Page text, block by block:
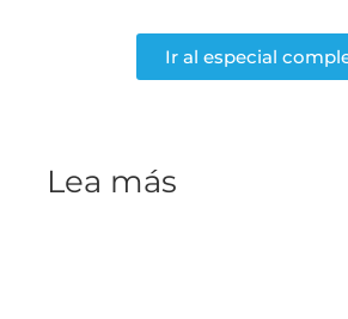
Ir al especial
Lea más